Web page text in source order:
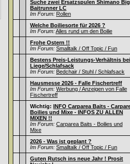
Suche zwei Ersatzspulen Shimano Big
Baitrunner LC
Im Forum: Rollen
Welche Boiliesorte für 2026 ?
Im Forum:Alles rund um den Boilie
Frohe Ostern !!
Im Forum: Smalltalk / Off Topic / Fun
Bestens Preis-Leistungs-Verhältnis bei
Liege/Schlafsack
Im Forum: Bedchair / Stuhl / Schlafsack
Hausmesse 2026 - Falle Fischertreff
Im Forum: Werbung / Anzeigen von Falle
Fischertreff
Wichtig: INFO Carparea Baits -
Boilies und Mixe - INFOS ZU ALLEN
MIXEN !!
Im Forum: Carparea Baits - Boilies und
Mixe
2026 - Was ist geplant ?
Im Forum: Smalltalk / Off Topic / Fun
Guten Rutsch ins neue Jahr ! Prosit